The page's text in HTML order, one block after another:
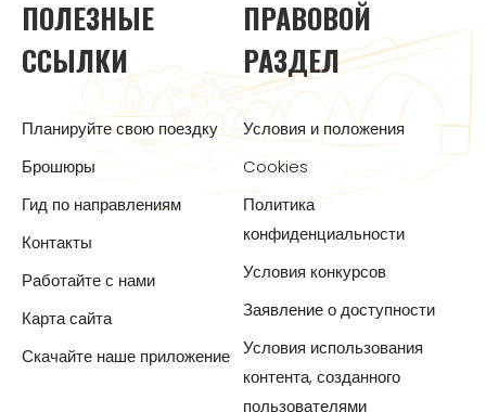
ПОЛЕЗНЫЕ
ССЫЛКИ
Планируйте свою поездку
Брошюры
Гид по направлениям
Контакты
Работайте с нами
Карта сайта
Скачайте наше приложение
ПРАВОВОЙ
РАЗДЕЛ
Условия и положения
Cookies
Политика
конфиденциальности
Условия конкурсов
Заявление о доступности
Условия использования
контента, созданного
пользователями